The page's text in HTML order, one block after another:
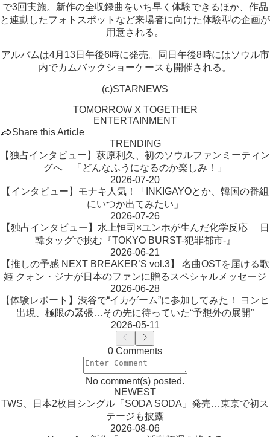
で3回実施。新作の全収録曲をいち早く体験できるほか、作品
と連動したフォトスポットなど来場者に向けた体験型の企画が
用意される。
アルバムは4月13日午後6時に発売。同日午後8時にはソウル市
内でカムバックショーケースも開催される。
(c)STARNEWS
TOMORROW X TOGETHER
ENTERTAINMENT
Share this Article
TRENDING
【独占インタビュー】萩原利久、初のソウルファンミーティン
グへ 「どんなふうになるのか楽しみ！」
2026-07-20
【インタビュー】モナキ人気！「INKIGAYOとか、韓国の番組
にいつか出てみたい」
2026-07-26
【独占インタビュー】水上恒司×ユンホが生んだ化学反応 日
韓タッグで挑む『TOKYO BURST-犯罪都市-』
2026-06-21
【推しの予感 NEXT BREAKER’S vol.3】 名曲OSTを届ける歌
姫 クォン・ジナが日本のファンに贈るスペシャルメッセージ
2026-06-28
【体験レポート】渋谷で“イカゲーム”に参加してみた！ ヨンヒ
出現、極限の緊張…その先に待っていた“予想外の展開”
2026-05-11
0 Comments
No comment(s) posted.
NEWEST
TWS、日本2枚目シングル「SODA SODA」発売…東京で初ス
テージも披露
2026-08-06